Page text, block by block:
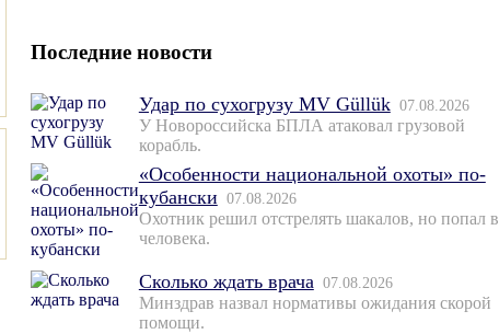
Последние новости
Удар по сухогрузу MV Güllük 07.08.2026
У Новороссийска БПЛА атаковал грузовой
корабль.
«Особенности национальной охоты» по-
кубански 07.08.2026
Охотник решил отстрелять шакалов, но попал в
человека.
Сколько ждать врача 07.08.2026
Минздрав назвал нормативы ожидания скорой
помощи.